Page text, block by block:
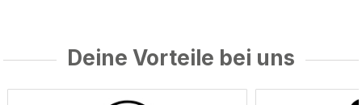
Deine Vorteile bei uns